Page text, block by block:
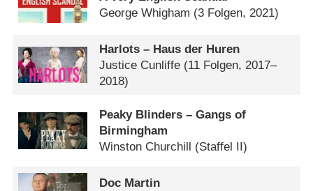
George Whigham (3 Folgen, 2021)
Harlots – Haus der Huren
Justice Cunliffe (11 Folgen, 2017–
2018)
Peaky Blinders – Gangs of
Birmingham
Winston Churchill (Staffel II)
Doc Martin